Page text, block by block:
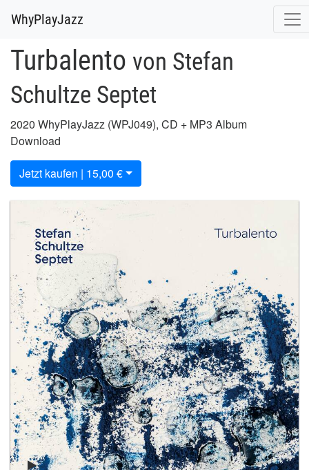
WhyPlayJazz
Turbalento von Stefan
Schultze Septet
2020 WhyPlayJazz (WPJ049), CD + MP3 Album
Download
Jetzt kaufen | 15,00 €